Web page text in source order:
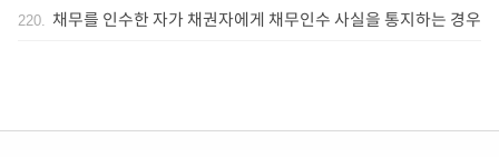
220. 채무를 인수한 자가 채권자에게 채무인수 사실을 통지하는 경우